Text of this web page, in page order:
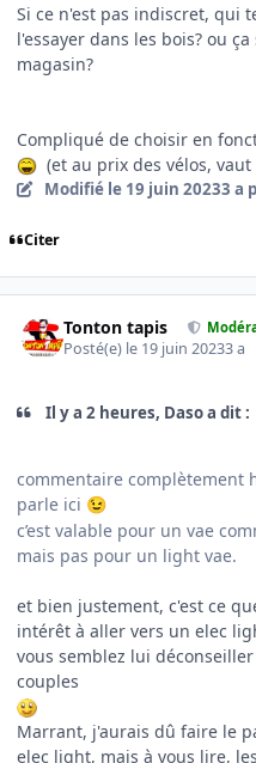
Si ce n'est pas indiscret, qui
l'essayer dans les bois? ou
magasin?
Compliqué de choisir en
(et au prix des vélos, vaut
Modifié le 19 juin 20233 a
Citer
Tonton tapis
Posté(e) le 19 juin 20233 a
Il y a 2 heures, Daso a dit :
commentaire complètement
parle ici 😉
c’est valable pour un vae
mais pas pour un light vae.
et bien justement, c'est ce
intérêt à aller vers un elec
vous semblez lui
couples
Marrant, j'aurais dû faire le
elec light, mais à vous lire,